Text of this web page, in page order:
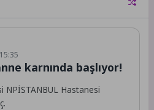
karnında başlıyor!
NPİSTANBUL Hastanesi